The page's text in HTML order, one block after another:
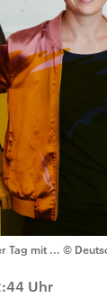
Tag mit ... ©
Uhr